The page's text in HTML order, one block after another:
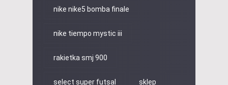
nike nike5 bomba finale
nike tiempo mystic iii
rakietka smj 900
select super futsal sklep